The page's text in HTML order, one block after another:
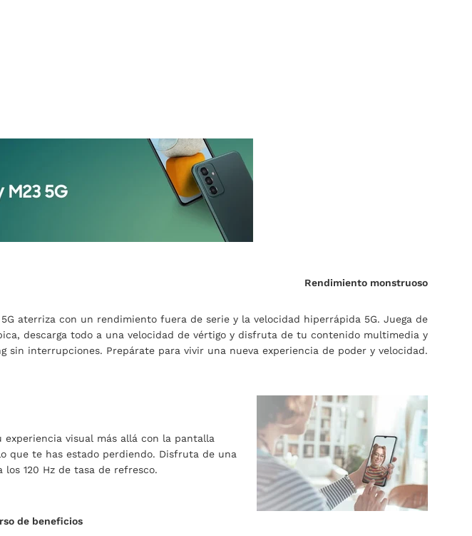
Rendimiento monstruoso
5G aterriza con un rendimiento fuera de serie y la velocidad hiperrápida 5G. Juega de
descarga todo a una velocidad de vértigo y disfruta de tu contenido multimedia y
sin interrupciones. Prepárate para vivir una nueva experiencia de poder y velocidad.
experiencia visual más allá con la pantalla
que te has estado perdiendo. Disfruta de una
120 Hz de tasa de refresco.
de beneficios